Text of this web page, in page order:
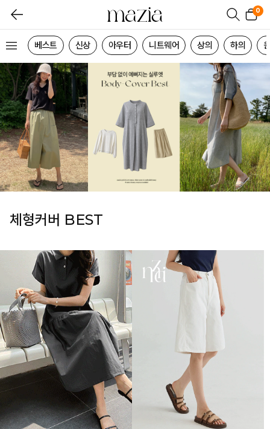
0
베스트 신상 아우터 니트웨어 상의 하의
체형커버 BEST